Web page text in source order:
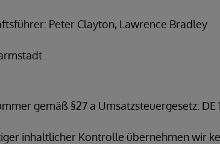
Peter Clayton, Lawrence Bradley
gemäß §27 a Umsatzsteuergesetz: DE
inhaltlicher Kontrolle übernehmen wir